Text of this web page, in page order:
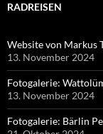
RADREISEN
Website von Markus
13. November 2024
Fotogalerie:
13. November 2024
Fotogalerie: Bärlin